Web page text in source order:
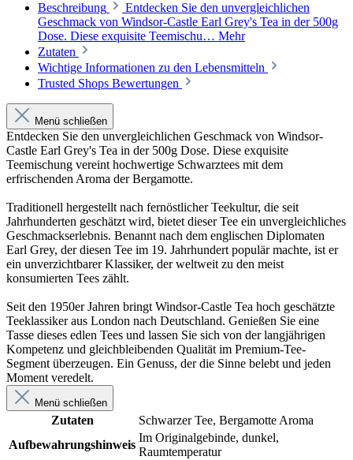
Beschreibung
Entdecken Sie den unvergleichlichen
Geschmack von Windsor-Castle Earl Grey's Tea in der 500g
Dose. Diese exquisite Teemischu… Mehr
Zutaten
Wichtige Informationen zu den Lebensmitteln
Trusted Shops Bewertungen
Menü schließen
Entdecken Sie den unvergleichlichen Geschmack von Windsor-
Castle Earl Grey's Tea in der 500g Dose. Diese exquisite
Teemischung vereint hochwertige Schwarztees mit dem
erfrischenden Aroma der Bergamotte.
Traditionell hergestellt nach fernöstlicher Teekultur, die seit
Jahrhunderten geschätzt wird, bietet dieser Tee ein unvergleichliches
Geschmackserlebnis. Benannt nach dem englischen Diplomaten
Earl Grey, der diesen Tee im 19. Jahrhundert populär machte, ist er
ein unverzichtbarer Klassiker, der weltweit zu den meist
konsumierten Tees zählt.
Seit den 1950er Jahren bringt Windsor-Castle Tea hoch geschätzte
Teeklassiker aus London nach Deutschland. Genießen Sie eine
Tasse dieses edlen Tees und lassen Sie sich von der langjährigen
Kompetenz und gleichbleibenden Qualität im Premium-Tee-
Segment überzeugen. Ein Genuss, der die Sinne belebt und jeden
Moment veredelt.
Menü schließen
Zutaten
Schwarzer Tee, Bergamotte Aroma
Aufbewahrungshinweis
Im Originalgebinde, dunkel,
Raumtemperatur